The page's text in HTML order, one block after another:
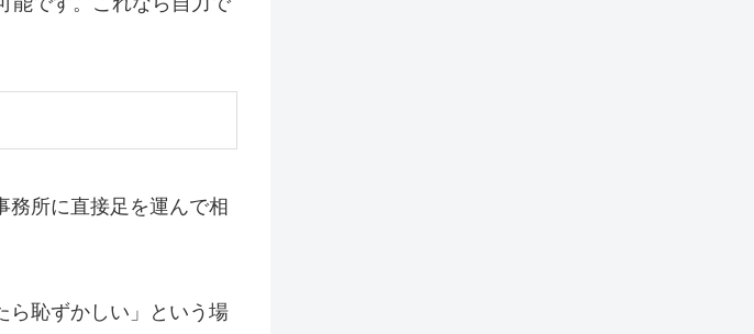
務所に直接足を運んで相
ら恥ずかしい」という場